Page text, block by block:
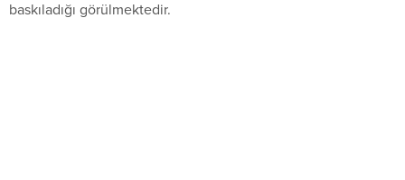
baskıladığı görülmektedir.